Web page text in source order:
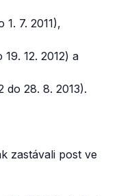
1. 7. 2011),
19. 12. 2012) a
do 28. 8. 2013).
zastávali post ve